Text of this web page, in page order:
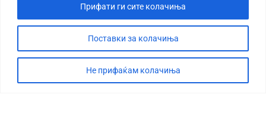
Поставки за колачиња
Не прифаќам колачиња
Прифати ги сите колачиња